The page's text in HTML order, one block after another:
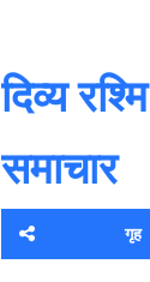
दिव्य रश्मि
समाचार
गृह